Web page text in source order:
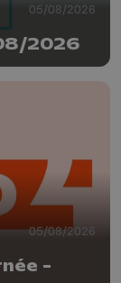
05/08/2026
2026
05/08/2026
-